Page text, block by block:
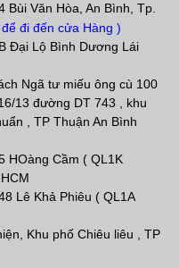
Bùi Văn Hòa, An Bình, Tp.
đi đến cửa Hàng )
Đại Lộ Bình Dương Lái
Ngã tư miếu ông cù 100
13 đường DT 743 , khu
, TP Thuận An Bình
HOàng Cầm ( QL1K
Lê Khả Phiêu ( QL1A
Khu phố Chiêu liêu , TP